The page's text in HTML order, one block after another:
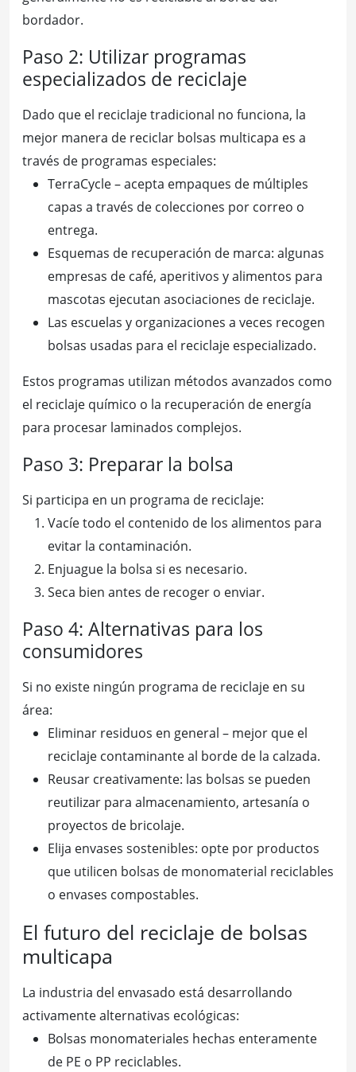
bordador.
Paso 2: Utilizar programas
especializados de reciclaje
Dado que el reciclaje tradicional no funciona, la
mejor manera de reciclar bolsas multicapa es a
través de programas especiales:
TerraCycle – acepta empaques de múltiples
capas a través de colecciones por correo o
entrega.
Esquemas de recuperación de marca: algunas
empresas de café, aperitivos y alimentos para
mascotas ejecutan asociaciones de reciclaje.
Las escuelas y organizaciones a veces recogen
bolsas usadas para el reciclaje especializado.
Estos programas utilizan métodos avanzados como
el reciclaje químico o la recuperación de energía
para procesar laminados complejos.
Paso 3: Preparar la bolsa
Si participa en un programa de reciclaje:
Vacíe todo el contenido de los alimentos para
evitar la contaminación.
Enjuague la bolsa si es necesario.
Seca bien antes de recoger o enviar.
Paso 4: Alternativas para los
consumidores
Si no existe ningún programa de reciclaje en su
área:
Eliminar residuos en general – mejor que el
reciclaje contaminante al borde de la calzada.
Reusar creativamente: las bolsas se pueden
reutilizar para almacenamiento, artesanía o
proyectos de bricolaje.
Elija envases sostenibles: opte por productos
que utilicen bolsas de monomaterial reciclables
o envases compostables.
El futuro del reciclaje de bolsas
multicapa
La industria del envasado está desarrollando
activamente alternativas ecológicas:
Bolsas monomateriales hechas enteramente
de PE o PP reciclables.